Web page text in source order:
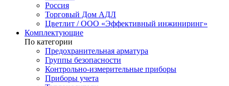
Россия
Торговый Дом АДЛ
Цветлит / ООО «Эффективный инжиниринг»
Комплектующие
По категории
Предохранительная арматура
Группы безопасности
Контрольно-измерительные приборы
Приборы учета